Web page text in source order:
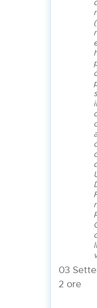
03
2 ore